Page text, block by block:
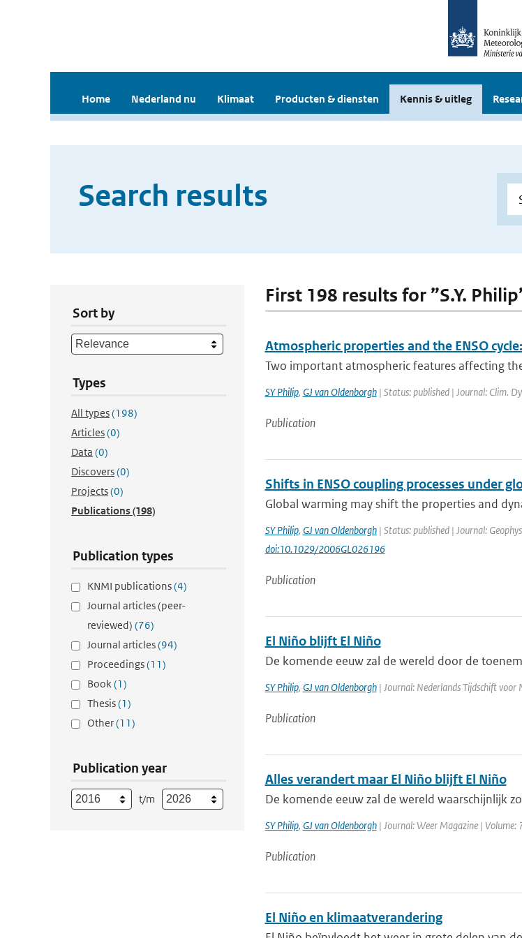
Home Nederland nu Klimaat Producten & diensten Kennis & uitleg
Search results
Sort by
Types
All types(198)
Articles(0)
Data (0)
Discovers(0)
Projects(0)
Publications(198)
Publication types
KNMI publications(4)
Journal articles (peer-
reviewed) (76)
Journal articles(94)
Proceedings(11)
Book(1)
Thesis(1)
Other(11)
Publication year
t/m
First 198 results for ”S.Y.
Atmospheric properties and the ENSO
Two important atmospheric features affecting
SY Philip, GJ van Oldenborgh| Status: published | Journal: Clim.
Publication
Shifts in ENSO coupling processes under
Global warming may shift the properties and
SY Philip, GJ van Oldenborgh| Status: published | Journal:
doi:10.1029/2006GL026196
Publication
El Niño blijft El Niño
De komende eeuw zal de wereld door de
SY Philip, GJ van Oldenborgh| Journal: Nederlands Tijdschift
Publication
Alles verandert maar El Niño blijft El Niño
De komende eeuw zal de wereld waarschijnlijk
SY Philip, GJ van Oldenborgh| Journal: Weer Magazine | Volume:
Publication
El Niño en klimaatverandering